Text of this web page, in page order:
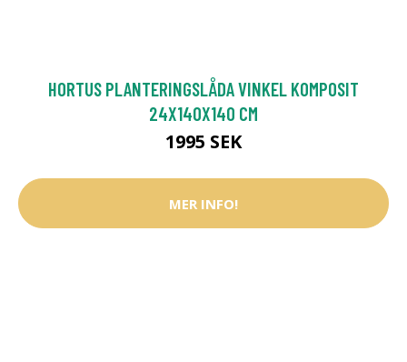
HORTUS PLANTERINGSLÅDA VINKEL KOMPOSIT
24X140X140 CM
1995 SEK
MER INFO!